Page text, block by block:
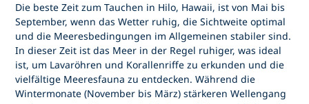
Die beste Zeit zum Tauchen in Hilo, Hawaii, ist von Mai bis
September, wenn das Wetter ruhig, die Sichtweite optimal
und die Meeresbedingungen im Allgemeinen stabiler sind.
In dieser Zeit ist das Meer in der Regel ruhiger, was ideal
ist, um Lavaröhren und Korallenriffe zu erkunden und die
vielfältige Meeresfauna zu entdecken. Während die
Wintermonate (November bis März) stärkeren Wellengang